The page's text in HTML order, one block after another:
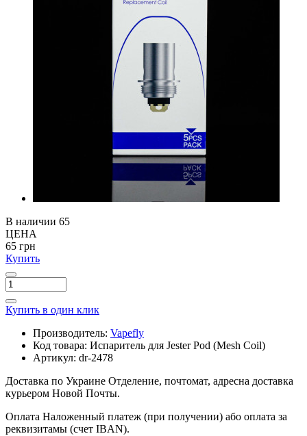
В наличии 65
ЦЕНА
65 грн
Купить
Купить в один клик
Производитель: Vapefly
Код товара: Испаритель для Jester Pod (Mesh Coil)
Артикул: dr-2478
Доставка по Украине Отделение, почтомат, адресна доставка
курьером Новой Почты.
Оплата Наложенный платеж (при получении) або оплата за
реквизитамы (счет IBAN).